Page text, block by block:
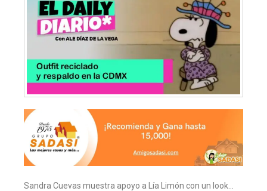
Sandra Cuevas muestra apoyo a Lía Limón con un look…